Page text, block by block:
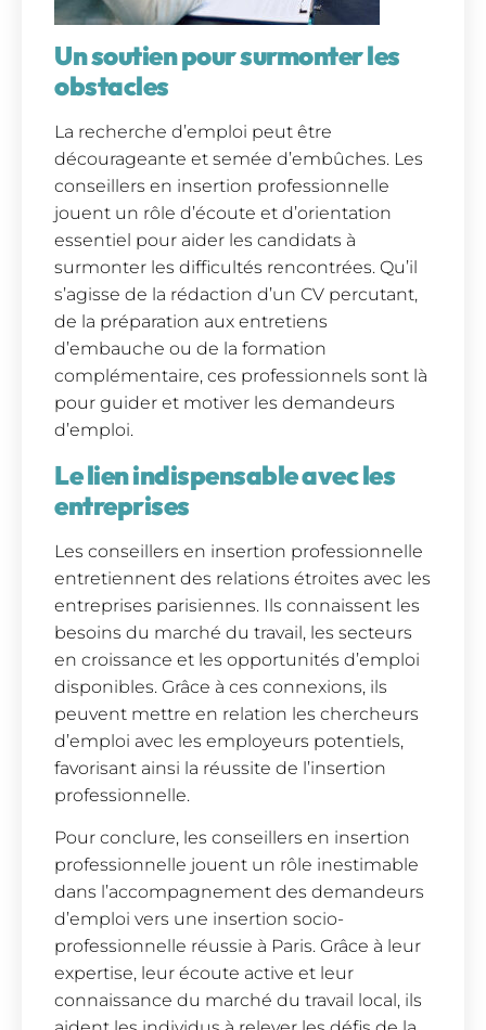
Un soutien pour surmonter les
obstacles
La recherche d’emploi peut être
décourageante et semée d’embûches. Les
conseillers en insertion professionnelle
jouent un rôle d’écoute et d’orientation
essentiel pour aider les candidats à
surmonter les difficultés rencontrées. Qu’il
s’agisse de la rédaction d’un CV percutant,
de la préparation aux entretiens
d’embauche ou de la formation
complémentaire, ces professionnels sont là
pour guider et motiver les demandeurs
d’emploi.
Le lien indispensable avec les
entreprises
Les conseillers en insertion professionnelle
entretiennent des relations étroites avec les
entreprises parisiennes. Ils connaissent les
besoins du marché du travail, les secteurs
en croissance et les opportunités d’emploi
disponibles. Grâce à ces connexions, ils
peuvent mettre en relation les chercheurs
d’emploi avec les employeurs potentiels,
favorisant ainsi la réussite de l’insertion
professionnelle.
Pour conclure, les conseillers en insertion
professionnelle jouent un rôle inestimable
dans l’accompagnement des demandeurs
d’emploi vers une insertion socio-
professionnelle réussie à Paris. Grâce à leur
expertise, leur écoute active et leur
connaissance du marché du travail local, ils